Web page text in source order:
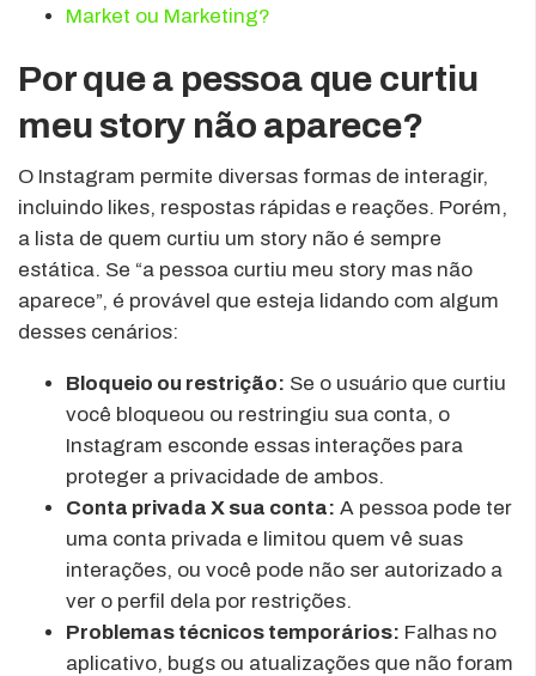
Market ou Marketing?
Por que a pessoa que curtiu
meu story não aparece?
O Instagram permite diversas formas de interagir,
incluindo likes, respostas rápidas e reações. Porém,
a lista de quem curtiu um story não é sempre
estática. Se “a pessoa curtiu meu story mas não
aparece”, é provável que esteja lidando com algum
desses cenários:
Bloqueio ou restrição: Se o usuário que curtiu
você bloqueou ou restringiu sua conta, o
Instagram esconde essas interações para
proteger a privacidade de ambos.
Conta privada X sua conta: A pessoa pode ter
uma conta privada e limitou quem vê suas
interações, ou você pode não ser autorizado a
ver o perfil dela por restrições.
Problemas técnicos temporários: Falhas no
aplicativo, bugs ou atualizações que não foram